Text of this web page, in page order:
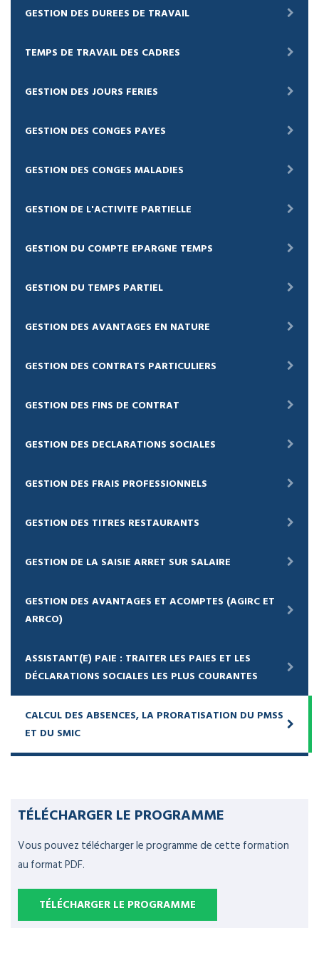
GESTION DES DUREES DE TRAVAIL
TEMPS DE TRAVAIL DES CADRES
GESTION DES JOURS FERIES
GESTION DES CONGES PAYES
GESTION DES CONGES MALADIES
GESTION DE L'ACTIVITE PARTIELLE
GESTION DU COMPTE EPARGNE TEMPS
GESTION DU TEMPS PARTIEL
GESTION DES AVANTAGES EN NATURE
GESTION DES CONTRATS PARTICULIERS
GESTION DES FINS DE CONTRAT
GESTION DES DECLARATIONS SOCIALES
GESTION DES FRAIS PROFESSIONNELS
GESTION DES TITRES RESTAURANTS
GESTION DE LA SAISIE ARRET SUR SALAIRE
GESTION DES AVANTAGES ET ACOMPTES (AGIRC ET
ARRCO)
ASSISTANT(E) PAIE : TRAITER LES PAIES ET LES
DÉCLARATIONS SOCIALES LES PLUS COURANTES
CALCUL DES ABSENCES, LA PRORATISATION DU PMSS
ET DU SMIC
TÉLÉCHARGER LE PROGRAMME
Vous pouvez télécharger le programme de cette formation
au format PDF.
TÉLÉCHARGER LE PROGRAMME